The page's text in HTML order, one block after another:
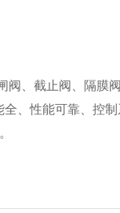
阀、截止阀、隔膜
、性能可靠、控